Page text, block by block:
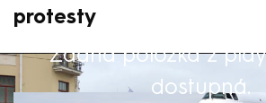
protesty
Žádná položka z
dostupná.
Výběr redakce